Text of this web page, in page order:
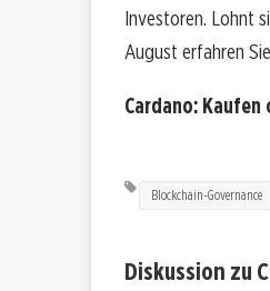
Investoren. Lohnt
August erfahren
Cardano:
Blockchain-Governance
Diskussion zu